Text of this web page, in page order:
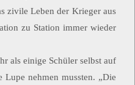
zivile Leben der Krieger aus
zu Station immer wieder
als einige Schüler selbst auf
nehmen mussten. „Die